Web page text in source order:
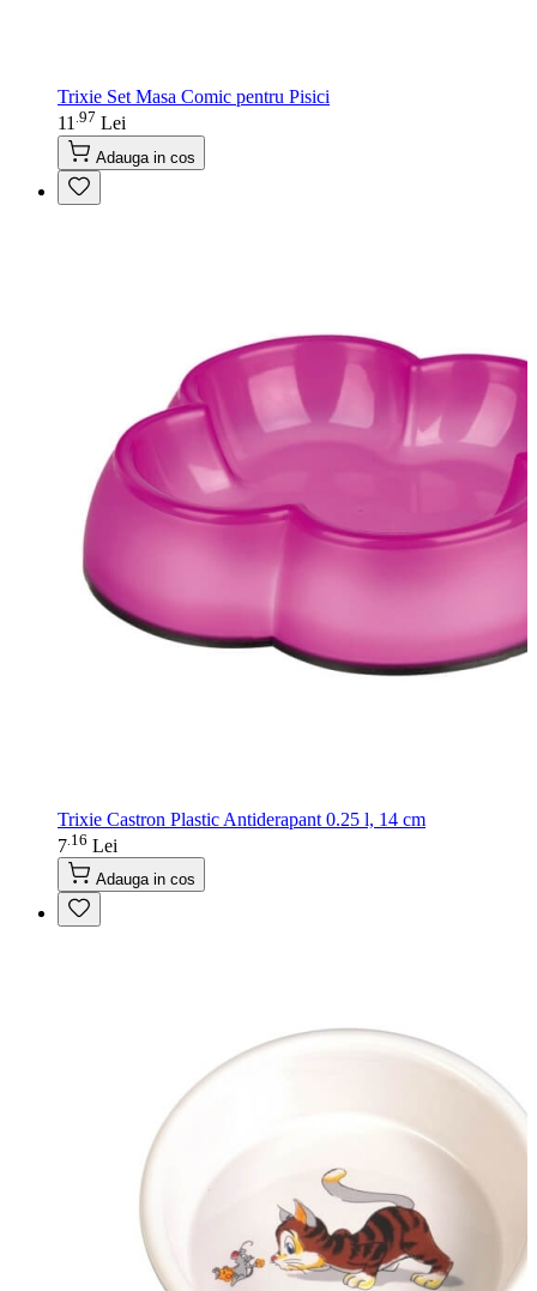
Trixie Set Masa Comic pentru Pisici
11 97 Lei
Adauga in cos
Trixie Castron Plastic Antiderapant 0.25 l, 14 cm
7 16 Lei
Adauga in cos